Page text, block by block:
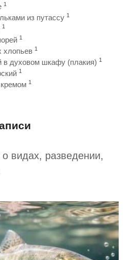
1
из путассу 1
1
1
хлопьев 1
в духовом шкафу (плакия) 1
1
1
видах, разведении,